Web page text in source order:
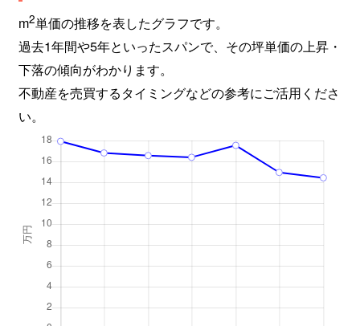
m2単価の推移を表したグラフです。
過去1年間や5年といったスパンで、その坪単価の上昇・
下落の傾向がわかります。
不動産を売買するタイミングなどの参考にご活用くださ
い。